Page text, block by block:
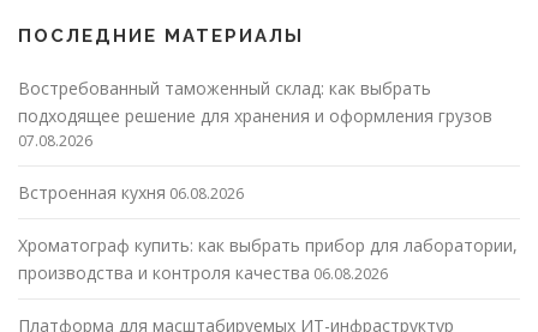
ПОСЛЕДНИЕ МАТЕРИАЛЫ
Востребованный таможенный склад: как выбрать
подходящее решение для хранения и оформления грузов
07.08.2026
Встроенная кухня 06.08.2026
Хроматограф купить: как выбрать прибор для лаборатории,
производства и контроля качества 06.08.2026
Платформа для масштабируемых ИТ-инфраструктур